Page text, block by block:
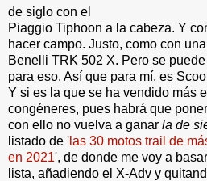
de siglo con el
Piaggio Tiphoon a la cabeza. Y
hacer campo. Justo, como con
Benelli TRK 502 X. Pero se
para eso. Así que para mí, es
Y si es la que se ha vendido más
congéneres, pues habrá que
con ello no vuelva a ganar la de
listado de ' las 30 motos trail de
en 2021', de donde me voy a
lista, añadiendo el X-Adv y